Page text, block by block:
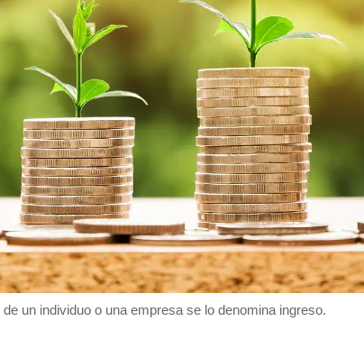
un individuo o una empresa se lo denomina ingreso.